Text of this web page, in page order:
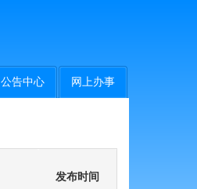
公告中心 网上办事
发布时间